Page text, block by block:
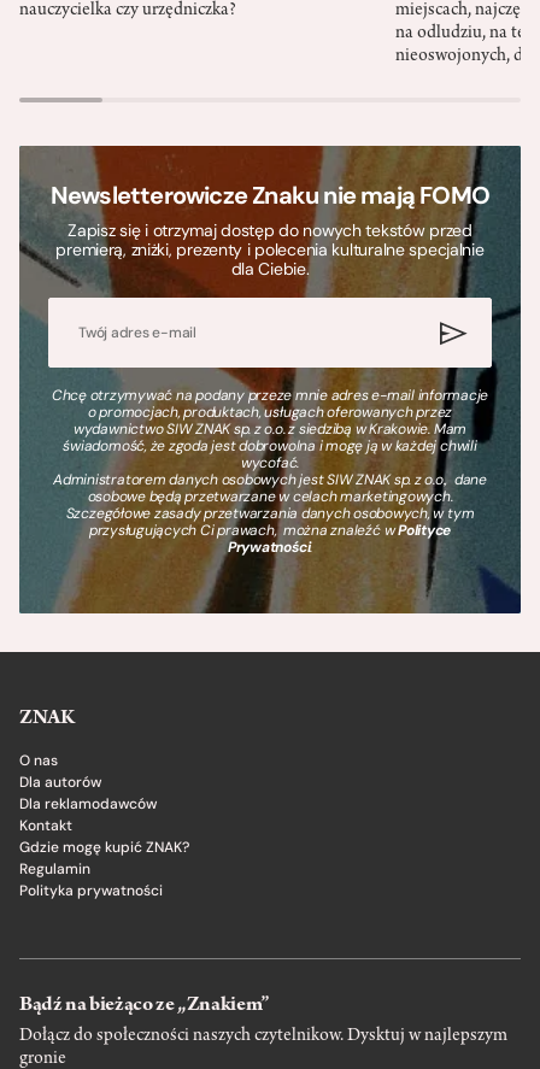
nauczycielka czy urzędniczka?
miejscach,
na odludziu, na
nieoswojonych,
Newsletterowicze Znaku nie mają FOMO
Zapisz się i otrzymaj dostęp do nowych tekstów przed
premierą, zniżki, prezenty i polecenia kulturalne specjalnie
dla Ciebie.
Chcę otrzymywać na podany przeze mnie adres e-mail informacje
o promocjach, produktach, usługach oferowanych przez
wydawnictwo SIW ZNAK sp. z o.o. z siedzibą w Krakowie. Mam
świadomość, że zgoda jest dobrowolna i mogę ją w każdej chwili
wycofać.
Administratorem danych osobowych jest SIW ZNAK sp. z o.o., dane
osobowe będą przetwarzane w celach marketingowych.
Szczegółowe zasady przetwarzania danych osobowych, w tym
przysługujących Ci prawach, można znaleźć wPolityce
Prywatności.
ZNAK
O nas
Dla autorów
Dla reklamodawców
Kontakt
Gdzie mogę kupić ZNAK?
Regulamin
Polityka prywatności
Bądź na bieżąco ze „Znakiem”
Dołącz do społeczności naszych czytelnikow. Dysktuj w najlepszym
gronie